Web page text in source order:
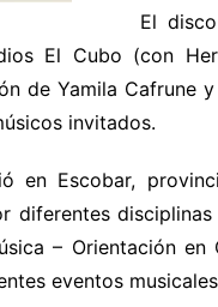
El disco
El Cubo (con
de Yamila Cafrune
invitados.
en Escobar,
diferentes
– Orientación
eventos